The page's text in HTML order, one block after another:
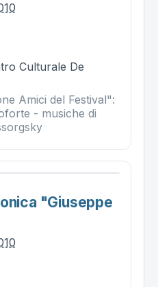
Culturale De
Amici del Festival":
- musiche di
"giuseppe